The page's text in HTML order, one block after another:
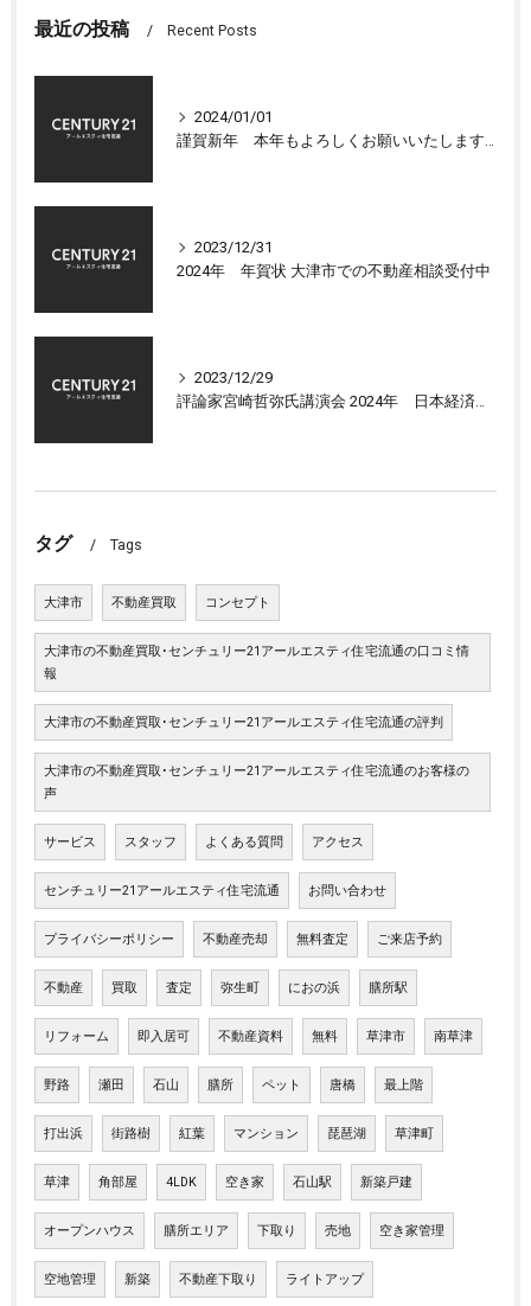
最近の投稿 Recent Posts
2024/01/01
2023/12/31
2024年 年賀状 大津市での不動産相談受付中
2023/12/29
タグ Tags
大津市 不動産買取 コンセプト
大津市の不動産買取･センチュリー21アールエスティ住宅流通の口コミ情
報
大津市の不動産買取･センチュリー21アールエスティ住宅流通の評判
大津市の不動産買取･センチュリー21アールエスティ住宅流通のお客様の
声
サービス スタッフ よくある質問 アクセス
センチュリー21アールエスティ住宅流通 お問い合わせ
プライバシーポリシー 不動産売却 無料査定 ご来店予約
不動産 買取 査定 弥生町 におの浜 膳所駅
リフォーム 即入居可 不動産資料 無料 草津市 南草津
野路 瀬田 石山 膳所 ペット 唐橋 最上階
打出浜 街路樹 紅葉 マンション 琵琶湖 草津町
草津 角部屋 4LDK 空き家 石山駅 新築戸建
オープンハウス 膳所エリア 下取り 売地 空き家管理
空地管理 新築 不動産下取り ライトアップ